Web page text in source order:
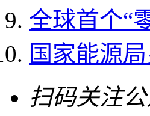
全球首个“
国家能源
扫码关注